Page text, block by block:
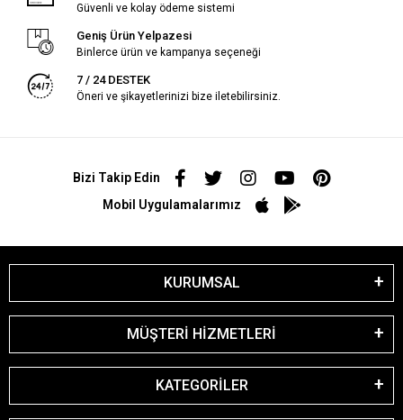
Güvenli ve kolay ödeme sistemi
Geniş Ürün Yelpazesi
Binlerce ürün ve kampanya seçeneği
7 / 24 DESTEK
Öneri ve şikayetlerinizi bize iletebilirsiniz.
Bizi Takip Edin
Mobil Uygulamalarımız
KURUMSAL
MÜŞTERİ HİZMETLERİ
KATEGORİLER